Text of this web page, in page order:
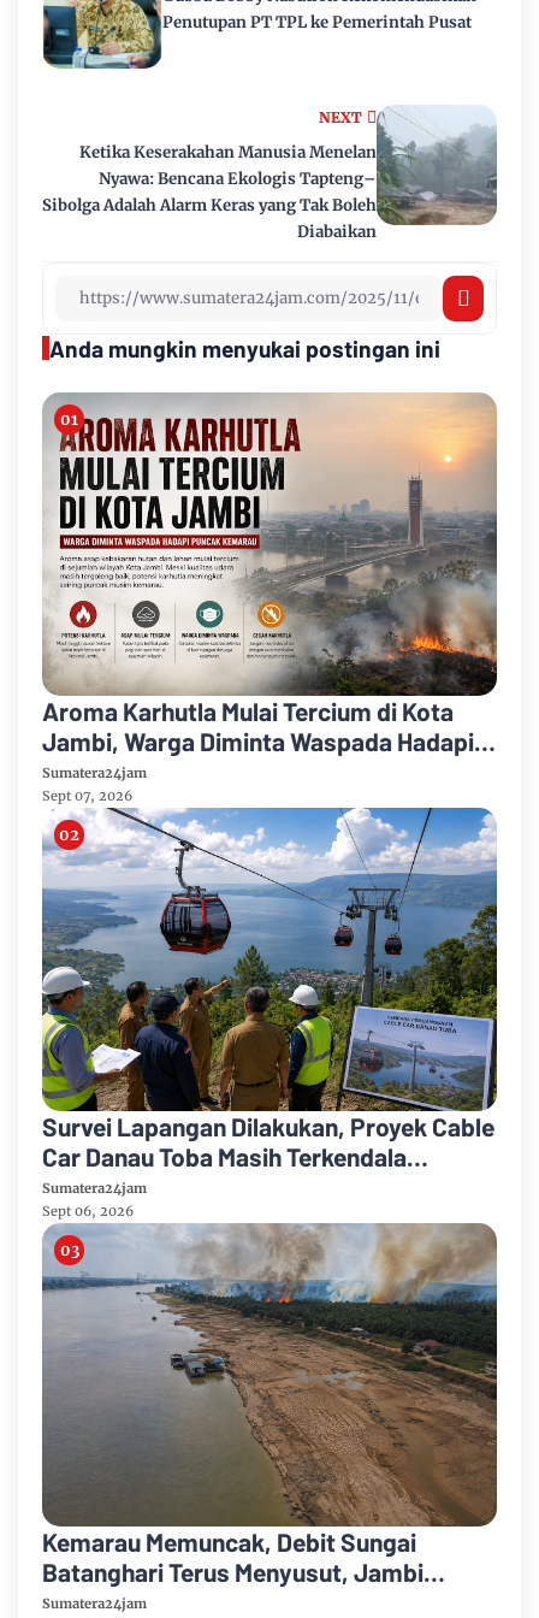
NEXT
Ketika Keserakahan Manusia Menelan
Nyawa: Bencana Ekologis Tapteng–
Sibolga Adalah Alarm Keras yang Tak Boleh
Diabaikan
Penutupan PT TPL ke Pemerintah Pusat
Anda mungkin menyukai postingan ini
Aroma Karhutla Mulai Tercium di Kota
Jambi, Warga Diminta Waspada Hadapi
Puncak Kemarau
Sumatera24jam
Sept 07, 2026
Survei Lapangan Dilakukan, Proyek Cable
Car Danau Toba Masih Terkendala
Pembebasan BPHTB di Sebagian Lahan
Sumatera24jam
Sept 06, 2026
Kemarau Memuncak, Debit Sungai
Batanghari Terus Menyusut, Jambi
Hadapi Ancaman Krisis Air Bersih dan
Sumatera24jam